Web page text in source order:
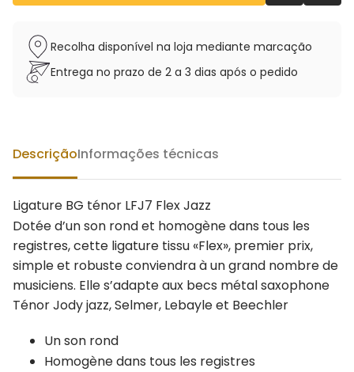
Recolha disponível na loja mediante marcação
Entrega no prazo de 2 a 3 dias após o pedido
DescriçãoInformações técnicas
Ligature BG ténor LFJ7 Flex Jazz
Dotée d’un son rond et homogène dans tous les
registres, cette ligature tissu «Flex», premier prix,
simple et robuste conviendra à un grand nombre de
musiciens. Elle s’adapte aux becs métal saxophone
Ténor Jody jazz, Selmer, Lebayle et Beechler
Un son rond
Homogène dans tous les registres